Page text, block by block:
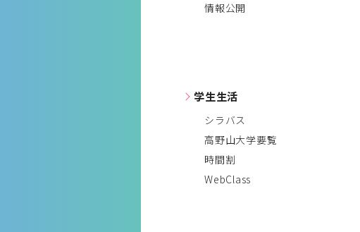
情報公開
学生生活
シラバス
高野山大学要覧
時間割
WebClass